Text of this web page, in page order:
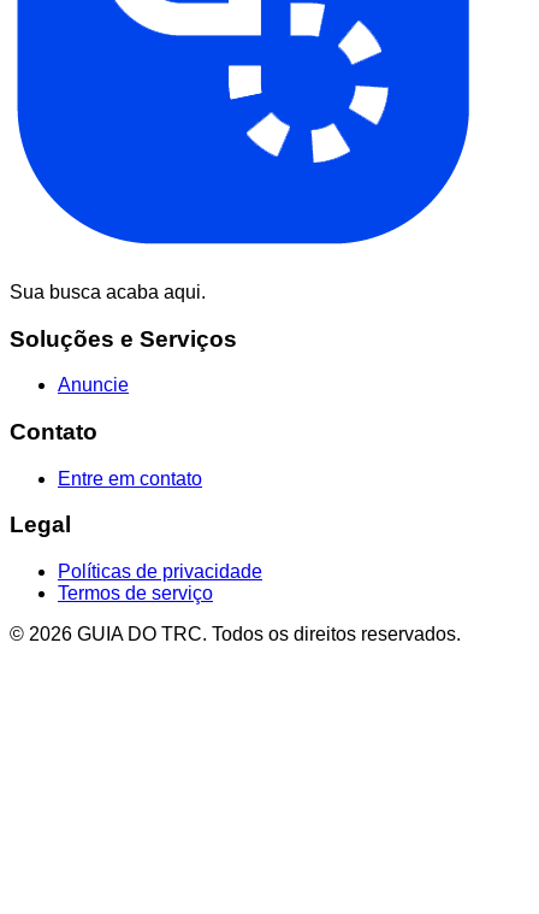
Sua busca acaba aqui.
Soluções e Serviços
Anuncie
Contato
Entre em contato
Legal
Políticas de privacidade
Termos de serviço
© 2026 GUIA DO TRC. Todos os direitos reservados.